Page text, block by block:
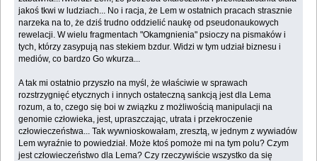
jakoś tkwi w ludziach... No i racja, że Lem w ostatnich pracach strasznie
narzeka na to, że dziś trudno oddzielić naukę od pseudonaukowych
rewelacji. W wielu fragmentach "Okamgnienia" psioczy na pismaków i
tych, którzy zasypują nas stekiem bzdur. Widzi w tym udział biznesu i
mediów, co bardzo Go wkurza...
A tak mi ostatnio przyszło na myśl, że właściwie w sprawach
rozstrzygnięć etycznych i innych ostateczną sankcją jest dla Lema
rozum, a to, czego się boi w związku z możliwością manipulacji na
genomie człowieka, jest, upraszczając, utrata i przekroczenie
człowieczeństwa... Tak wywnioskowałam, zresztą, w jednym z wywiadów
Lem wyraźnie to powiedział. Może ktoś pomoże mi na tym polu? Czym
jest człowieczeństwo dla Lema? Czy rzeczywiście wszystko da się